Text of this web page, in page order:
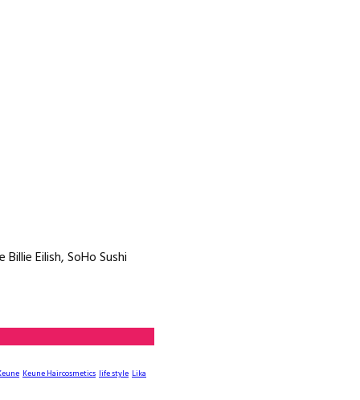
Eilish, SoHo Sushi
Keune Haircosmetics life style Lika